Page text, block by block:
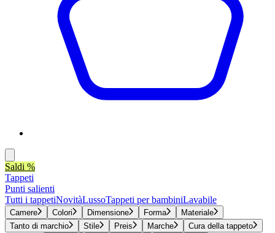
Saldi %
Tappeti
Punti salienti
Tutti i tappetiNovitàLussoTappeti per bambiniLavabile
Camere Colori Dimensione Forma
Materiale
Tanto di marchio
Stile Preis Marche Cura della tappeto